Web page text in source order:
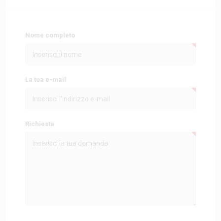
Nome completo
La tua e-mail
Richiesta